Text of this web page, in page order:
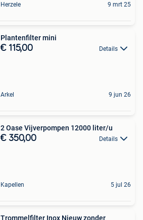
Herzele 9 mrt 25
Plantenfilter mini
€ 115,00 Details
Arkel 9 jun 26
2 Oase Vijverpompen 12000 liter/u
€ 350,00 Details
Kapellen 5 jul 26
Trommelfilter Inox Nieuw zonder